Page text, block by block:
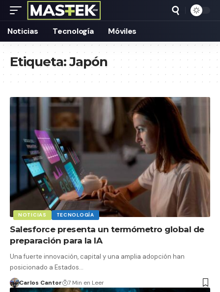
Noticias Tecnología Móviles
Etiqueta:Japón
NOTICIAS TECNOLOGÍA
Salesforce presenta un termómetro global de
preparación para la IA
Una fuerte innovación, capital y una amplia adopción han
posicionado a Estados…
Carlos Cantor 7 Min en Leer